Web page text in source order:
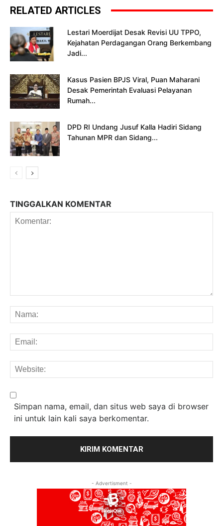
RELATED ARTICLES
Lestari Moerdijat Desak Revisi UU TPPO,
Kejahatan Perdagangan Orang Berkembang
Jadi...
Kasus Pasien BPJS Viral, Puan Maharani
Desak Pemerintah Evaluasi Pelayanan
Rumah...
DPD RI Undang Jusuf Kalla Hadiri Sidang
Tahunan MPR dan Sidang...
TINGGALKAN KOMENTAR
Simpan nama, email, dan situs web saya di browser
ini untuk lain kali saya berkomentar.
- Advertisment -